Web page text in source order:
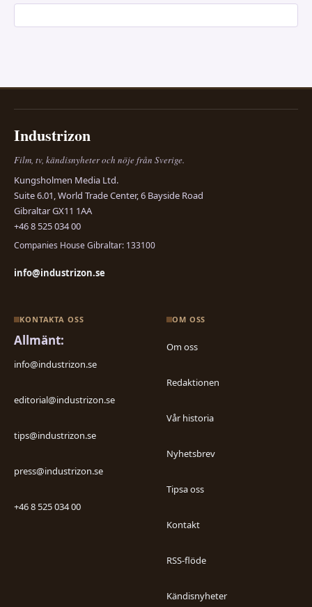
Industrizon
Film, tv, kändisnyheter och nöje från Sverige.
Kungsholmen Media Ltd.
Suite 6.01, World Trade Center, 6 Bayside Road
Gibraltar GX11 1AA
+46 8 525 034 00
Companies House Gibraltar: 133100
info@industrizon.se
KONTAKTA OSS
Allmänt:
info@industrizon.se
editorial@industrizon.se
tips@industrizon.se
press@industrizon.se
+46 8 525 034 00
OM OSS
Om oss
Redaktionen
Vår historia
Nyhetsbrev
Tipsa oss
Kontakt
RSS-flöde
Kändisnyheter